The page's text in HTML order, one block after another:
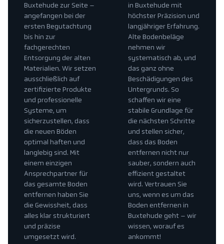
in Buxtehude mit
höchster Präzision und
langjähriger Erfahrung.
Alte Bodenbeläge
nehmen wir
systematisch ab, und
das ganz ohne
Beschädigungen des
Untergrunds. So
schaffen wir eine
stabile Grundlage für
die nächsten Schritte
und stellen sicher,
dass das Boden
entfernen nicht nur
sauber, sondern auch
effizient gestaltet
wird. Vertrauen Sie
uns, wenn es um das
Boden entfernen in
Buxtehude geht – wir
wissen, worauf es
ankommt!
Buxtehude zur Seite –
angefangen bei der
ersten Begutachtung
bis hin zur
fachgerechten
Entsorgung der alten
Materialien. Wir setzen
ausschließlich auf
zertifizierte Produkte
und professionelle
Systeme, um
sicherzustellen, dass
die neuen Böden
optimal haften und
langlebig sind. Mit
einem einzigen
Ansprechpartner für
das gesamte Boden
entfernen haben Sie
die Gewissheit, dass
alles klar strukturiert
und präzise
umgesetzt wird.